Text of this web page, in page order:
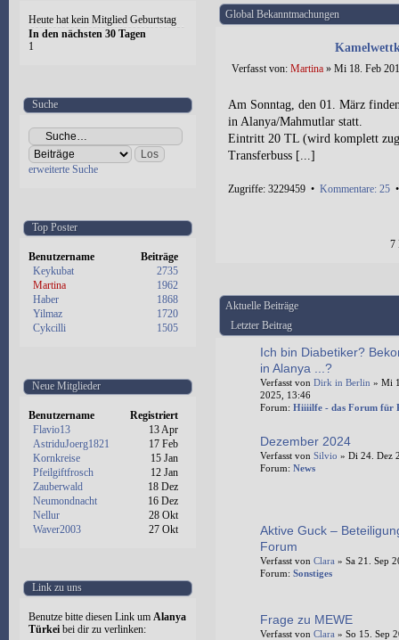
Heute hat kein Mitglied Geburtstag
In den nächsten 30 Tagen
1
Suche
erweiterte Suche
Top Poster
Benutzername
Beiträge
Keykubat
2735
Martina
1962
Haber
1868
Yilmaz
1720
Cykcilli
1505
Neue Mitglieder
Benutzername
Registriert
Flavio13
13 Apr
AstriduJoerg1821
17 Feb
Kornkreise
15 Jan
Pfeilgiftfrosch
12 Jan
Zauberwald
18 Dez
Neumondnacht
16 Dez
Nellur
28 Okt
Waver2003
27 Okt
Link zu uns
Benutze bitte diesen Link um Alanya
Türkei bei dir zu verlinken:
Global Bekanntmachungen
Verfasst von: Martina » Mi 18. Feb
Am Sonntag, den 01. März
in Alanya/Mahmutlar statt.
Eintritt 20 TL (wird komplett
Transferbuss [...]
Zugriffe: 3229459 • Kommentare: 25
7
Aktuelle Beiträge
Letzter Beitrag
Ich bin Diabetiker?
in Alanya ...?
Verfasst von Dirk in Berlin » Mi
2025, 13:46
Forum: Hiiiilfe - das Forum für
Dezember 2024
Verfasst von Silvio » Di 24. Dez
Forum: News
Aktive Guck –
Forum
Verfasst von Clara » Sa 21. Sep
Forum: Sonstiges
Frage zu MEWE
Verfasst von Clara » So 15. Sep